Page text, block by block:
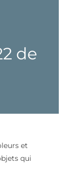
de
et
qui